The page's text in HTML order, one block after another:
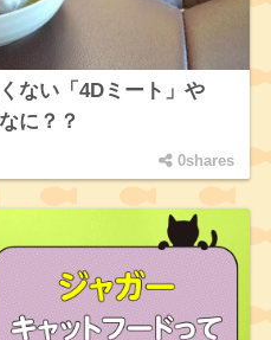
ない「4Dミート」や
に？？
0shares